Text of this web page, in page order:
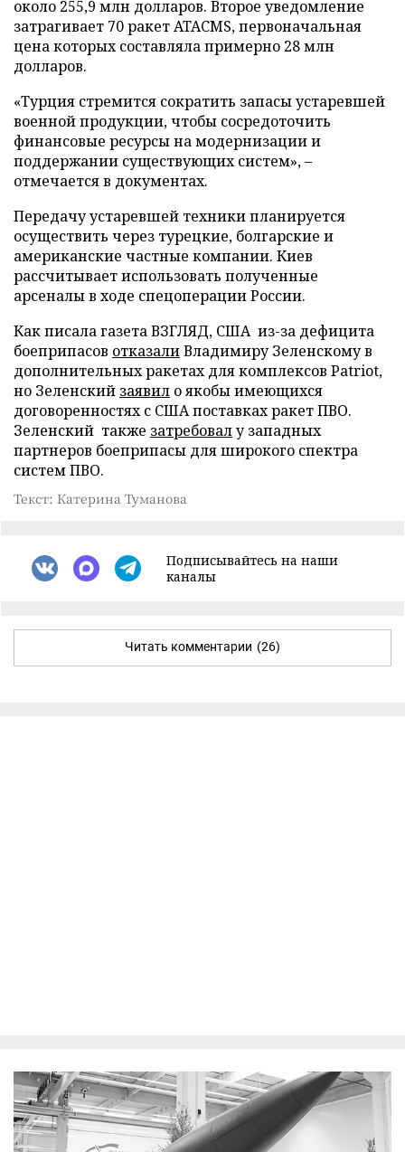
около 255,9 млн долларов. Второе уведомление
затрагивает 70 ракет ATACMS, первоначальная
цена которых составляла примерно 28 млн
долларов.
«Турция стремится сократить запасы устаревшей
военной продукции, чтобы сосредоточить
финансовые ресурсы на модернизации и
поддержании существующих систем», –
отмечается в документах.
Передачу устаревшей техники планируется
осуществить через турецкие, болгарские и
американские частные компании. Киев
рассчитывает использовать полученные
арсеналы в ходе спецоперации России.
Как писала газета ВЗГЛЯД, США из-за дефицита
боеприпасов отказалиВладимиру Зеленскому в
дополнительных ракетах для комплексов Patriot,
но Зеленский заявил о якобы имеющихся
договоренностях с США поставках ракет ПВО.
Зеленский также затребовалу западных
партнеров боеприпасы для широкого спектра
систем ПВО.
Текст: Катерина Туманова
Подписывайтесь на наши
каналы
Читать комментарии (26)